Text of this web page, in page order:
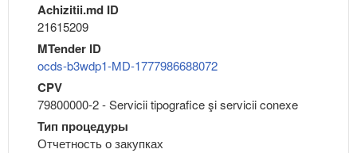
Achizitii.md ID
21615209
MTender ID
ocds-b3wdp1-MD-1777986688072
CPV
79800000-2 - Servicii tipografice şi servicii conexe
Тип процедуры
Отчетность о закупках